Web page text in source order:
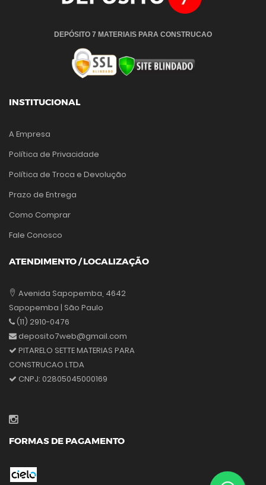
DEPÓSITO 7 MATERIAIS PARA CONSTRUCAO
INSTITUCIONAL
A Empresa
Política de Privacidade
Política de Troca e Devolução
Prazo de Entrega
Como Comprar
Fale Conosco
ATENDIMENTO / LOCALIZAÇÃO
Avenida Sapopemba, 4642
Sapopemba | São Paulo
(11) 2910-0476
deposito7web@gmail.com
PITARELO SETTE MATERIAS PARA
CONSTRUCAO LTDA
CNPJ: 02805045000169
FORMAS DE PAGAMENTO